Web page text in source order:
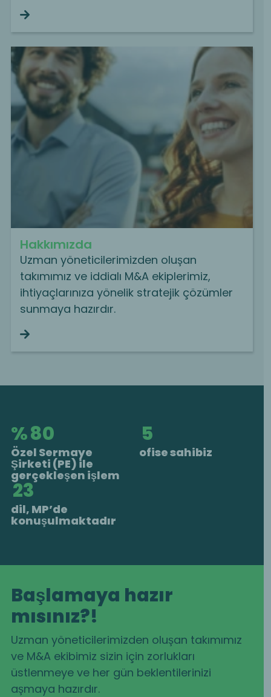
Hakkımızda
Uzman yöneticilerimizden oluşan
takımımız ve iddialı M&A ekiplerimiz,
ihtiyaçlarınıza yönelik stratejik çözümler
sunmaya hazırdır.
%82
Özel Sermaye
Şirketi (PE) ile
gerçekleşen işlem
5
ofise sahibiz
24
dil, MP’de
konuşulmaktadır
Başlamaya hazır
mısınız?!
Uzman yöneticilerimizden oluşan takımımız
ve M&A ekibimiz sizin için zorlukları
üstlenmeye ve her gün beklentilerinizi
aşmaya hazırdır.